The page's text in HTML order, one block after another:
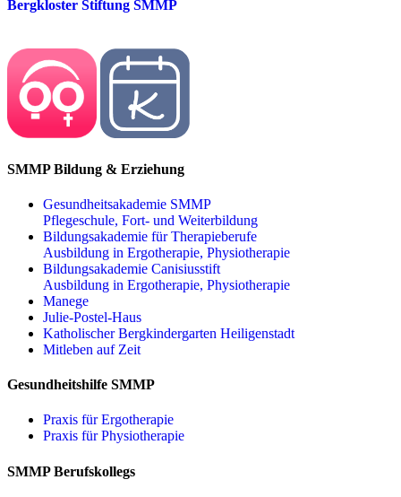
Bergkloster Stiftung SMMP
SMMP Bildung & Erziehung
Gesundheitsakademie SMMP
Pflegeschule, Fort- und Weiterbildung
Bildungsakademie für Therapieberufe
Ausbildung in Ergotherapie, Physiotherapie
Bildungsakademie Canisiusstift
Ausbildung in Ergotherapie, Physiotherapie
Manege
Julie-Postel-Haus
Katholischer Bergkindergarten Heiligenstadt
Mitleben auf Zeit
Gesundheitshilfe SMMP
Praxis für Ergo­therapie
Praxis für Physio­therapie
SMMP Berufskollegs